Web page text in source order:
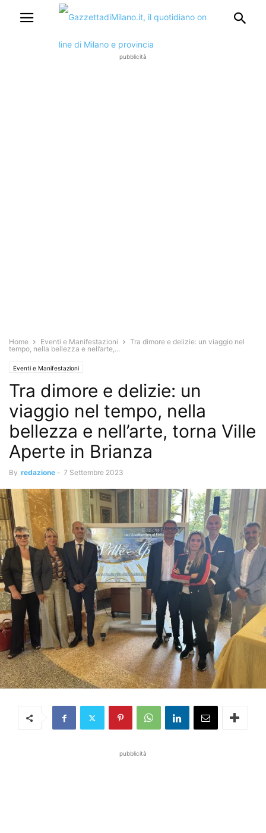
pubblicità
Home Eventi e Manifestazioni
Tra dimore e delizie: un viaggio nel
tempo, nella bellezza e nell’arte,...
Eventi e Manifestazioni
Tra dimore e delizie: un
viaggio nel tempo, nella
bellezza e nell’arte, torna Ville
Aperte in Brianza
By redazione - 7 Settembre 2023
pubblicità